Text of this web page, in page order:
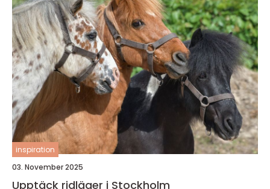
inspiration
03. November 2025
Upptäck ridläger i Stockholm